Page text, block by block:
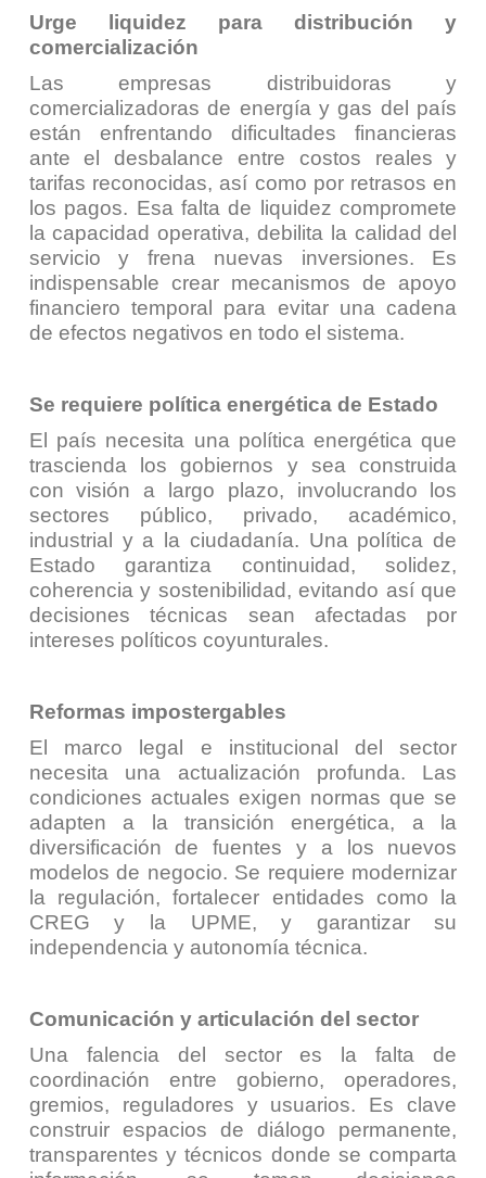
Urge liquidez para distribución y
comercialización
Las empresas distribuidoras y
comercializadoras de energía y gas del país
están enfrentando dificultades financieras
ante el desbalance entre costos reales y
tarifas reconocidas, así como por retrasos en
los pagos. Esa falta de liquidez compromete
la capacidad operativa, debilita la calidad del
servicio y frena nuevas inversiones. Es
indispensable crear mecanismos de apoyo
financiero temporal para evitar una cadena
de efectos negativos en todo el sistema.
Se requiere política energética de Estado
El país necesita una política energética que
trascienda los gobiernos y sea construida
con visión a largo plazo, involucrando los
sectores público, privado, académico,
industrial y a la ciudadanía. Una política de
Estado garantiza continuidad, solidez,
coherencia y sostenibilidad, evitando así que
decisiones técnicas sean afectadas por
intereses políticos coyunturales.
Reformas impostergables
El marco legal e institucional del sector
necesita una actualización profunda. Las
condiciones actuales exigen normas que se
adapten a la transición energética, a la
diversificación de fuentes y a los nuevos
modelos de negocio. Se requiere modernizar
la regulación, fortalecer entidades como la
CREG y la UPME, y garantizar su
independencia y autonomía técnica.
Comunicación y articulación del sector
Una falencia del sector es la falta de
coordinación entre gobierno, operadores,
gremios, reguladores y usuarios. Es clave
construir espacios de diálogo permanente,
transparentes y técnicos donde se comparta